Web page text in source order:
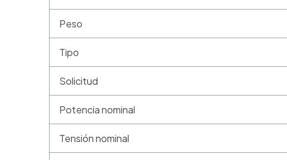
Peso
Tipo
Solicitud
Potencia nominal
Tensión nominal